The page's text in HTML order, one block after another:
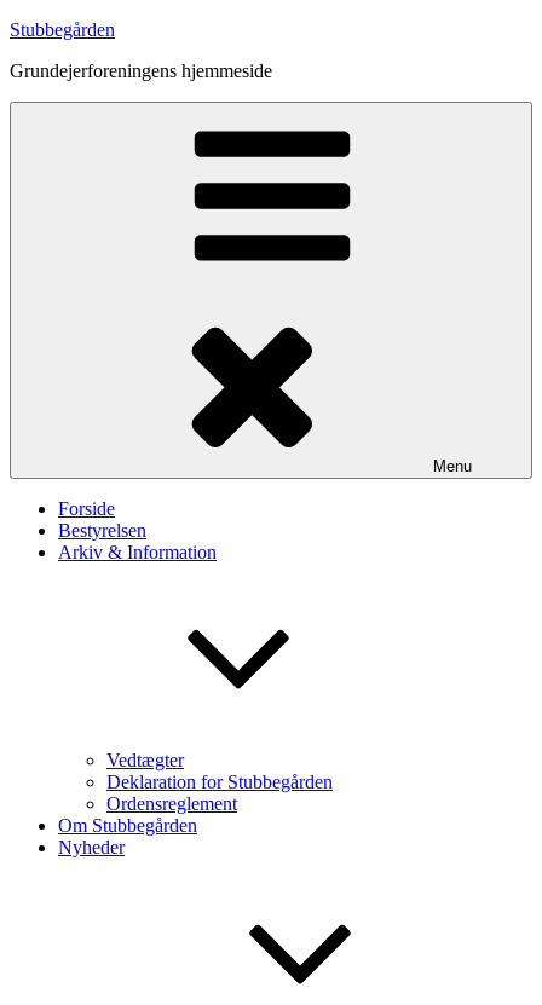
Videre
indhold
Stubbegården
Grundejerforeningens hjemmeside
Menu
Forside
Bestyrelsen
Arkiv & Information
Vedtægter
Deklaration for Stubbegården
Ordensreglement
Om Stubbegården
Nyheder